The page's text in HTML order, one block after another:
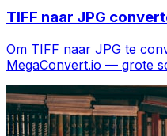
TIFF naar JPG
Om TIFF naar JPG te
MegaConvert.io — grote